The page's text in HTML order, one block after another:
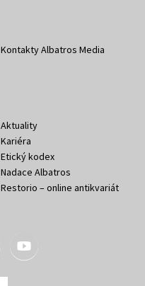
Kontakty Albatros Media
Aktuality
Kariéra
Etický kodex
Nadace Albatros
Restorio – online antikvariát